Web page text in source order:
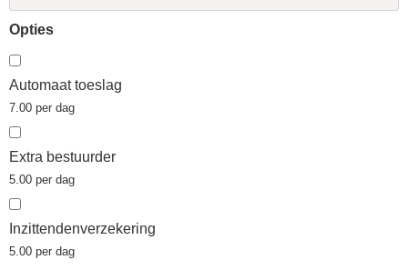
Opties
Automaat toeslag
7.00 per dag
Extra bestuurder
5.00 per dag
Inzittendenverzekering
5.00 per dag